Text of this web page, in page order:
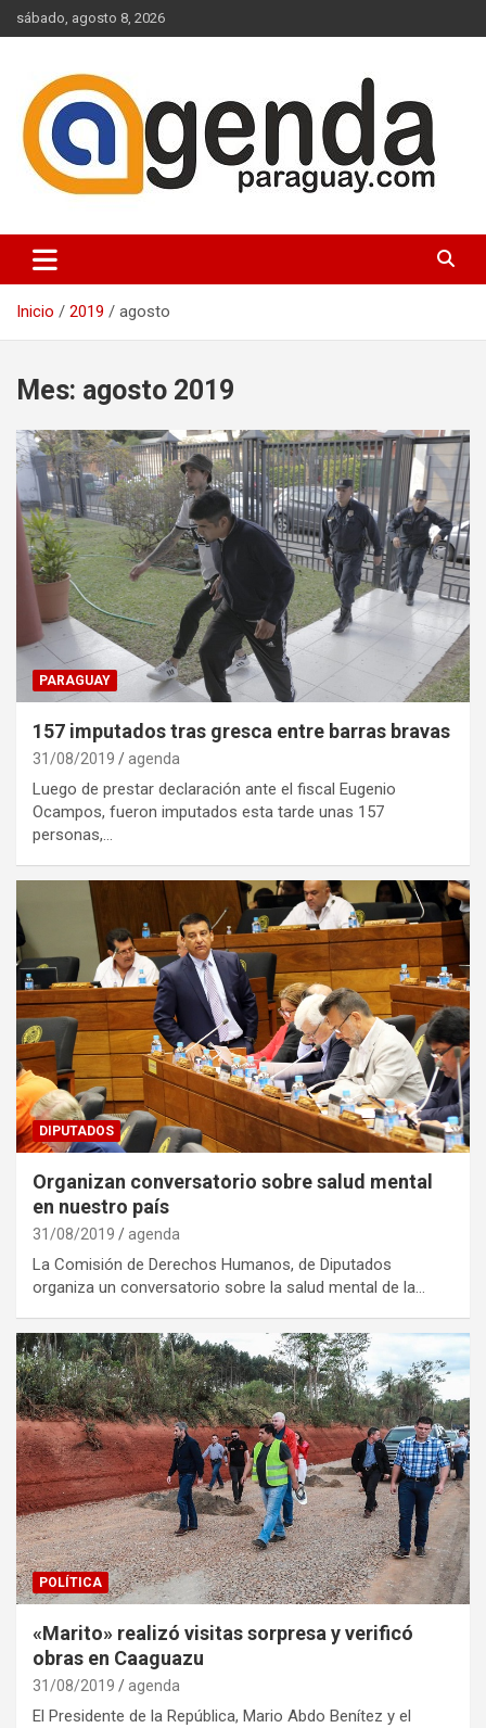
Saltar
al
sábado, agosto 8, 2026
Agenda Paraguay
Inicio 2019 agosto
Mes: agosto 2019
PARAGUAY
157 imputados tras gresca entre barras bravas
31/08/2019 agenda
Luego de prestar declaración ante el fiscal Eugenio
Ocampos, fueron imputados esta tarde unas 157
personas,…
DIPUTADOS
Organizan conversatorio sobre salud mental
en nuestro país
31/08/2019 agenda
La Comisión de Derechos Humanos, de Diputados
organiza un conversatorio sobre la salud mental de la…
POLÍTICA
«Marito» realizó visitas sorpresa y verificó
obras en Caaguazu
31/08/2019 agenda
El Presidente de la República, Mario Abdo Benítez y el